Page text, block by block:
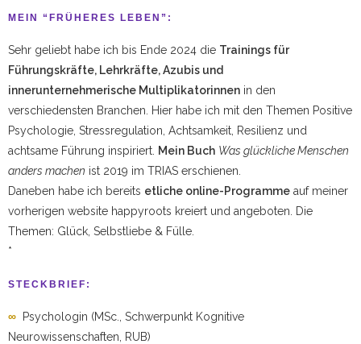
MEIN “FRÜHERES LEBEN”:
Sehr geliebt habe ich bis Ende 2024 die Trainings für
Führungskräfte, Lehrkräfte, Azubis und
innerunternehmerische Multiplikatorinnen in den
verschiedensten Branchen. Hier habe ich mit den Themen Positive
Psychologie, Stressregulation, Achtsamkeit, Resilienz und
achtsame Führung inspiriert. Mein Buch Was glückliche Menschen
anders machen ist 2019 im TRIAS erschienen.
Daneben habe ich bereits etliche online-Programme auf meiner
vorherigen website happyroots kreiert und angeboten. Die
Themen: Glück, Selbstliebe & Fülle.
*
STECKBRIEF:
∞ Psychologin (MSc., Schwerpunkt Kognitive
Neurowissenschaften, RUB)